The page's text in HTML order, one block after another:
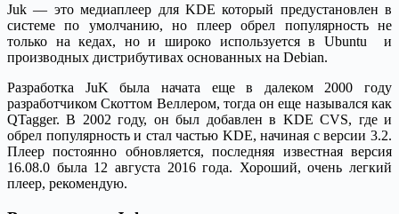
Juk — это медиаплеер для KDE который предустановлен в
системе по умолчанию, но плеер обрел популярность не
только на кедах, но и широко используется в Ubuntu и
производных дистрибутивах основанных на Debian.
Разработка JuK была начата еще в далеком 2000 году
разработчиком Скоттом Веллером, тогда он еще назывался как
QTagger. В 2002 году, он был добавлен в KDE CVS, где и
обрел популярность и стал частью KDE, начиная с версии 3.2.
Плеер постоянно обновляется, последняя известная версия
16.08.0 была 12 августа 2016 года. Хороший, очень легкий
плеер, рекомендую.